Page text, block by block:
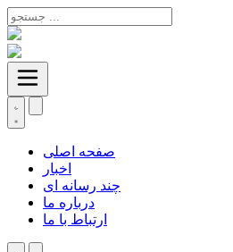
صفحه اصلی
اخبار
چند رسانه ای
درباره ما
ارتباط با ما